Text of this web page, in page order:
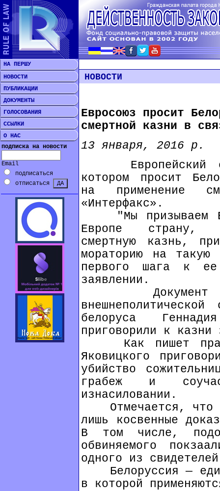
НА ПЕРШУ
НОВОСТИ
ПУБЛИКАЦИИ
ДОКУМЕНТЫ
ГОЛОСОВАНИЯ
ССЫЛКИ
О НАС
подписка на новости
Email
подписаться
отписаться
НОВОСТИ
Евросоюз просит
смертной казни в
13 января, 2016 р.
Европейский
котором просит
на применение
«Интерфакс».
"Мы призываем
Европе страну,
смертную казнь,
мораторию на такую
первого шага к
заявлении.
Документ был
белоруса
приговорили к казни
Как пишет
Яковицкого
убийство
грабеж и
изнасиловании.
Отмечается, что
лишь косвенные
В том числе,
обвиняемого
одного из
Белоруссия —
в которой